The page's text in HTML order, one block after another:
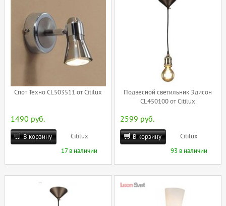
Спот Техно CL503511 от Citilux
1490 руб.
В корзину
Citilux
17 в наличии
Подвесной светильник Эдисон
CL450100 от Citilux
2599 руб.
В корзину
Citilux
93 в наличии